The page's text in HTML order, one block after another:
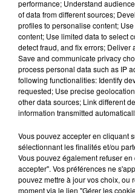
0h45
0h45
MYLES SMITH & NIALL HORAN
Drive Safe
performance; Understand
of data from different sources;
profiles to personalise content;
content; Use limited data to select
detect fraud, and fix errors;
Save and communicate privacy
process personal data such as IP
following functionalities: Identify
requested; Use precise
other data sources; Link different
information transmitted
Vous pouvez accepter en cliquant
sélectionnant les finalités et/ou
Vous pouvez également refuser
accepter". Vos préférences ne
pouvez mettre à jour vos choix, ou
moment via le lien "Gérer les